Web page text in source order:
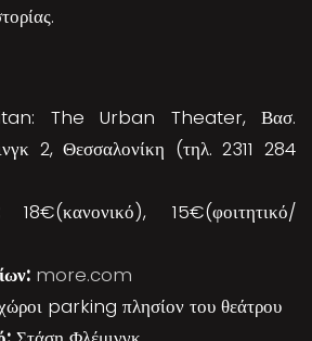
The Urban Theater, Βασ.
2, Θεσσαλονίκη (τηλ. 2311 284
18€(κανονικό), 15€(φοιτητικό/
more.com
χώροι parking πλησίον του θεάτρου